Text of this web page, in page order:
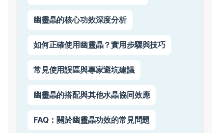
幽靈晶的核心功效深度分析
如何正確使用幽靈晶？實用步驟與技巧
常見使用誤區與專家避坑建議
幽靈晶的搭配與其他水晶協同效應
FAQ：關於幽靈晶功效的常見問題